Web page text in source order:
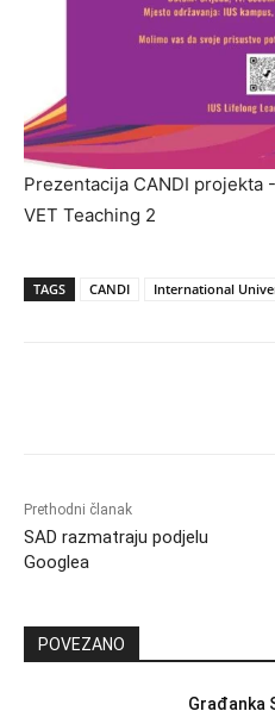
Prezentacija CANDI projekta
VET Teaching 2
TAGS CANDI International
Prethodni članak
SAD razmatraju podjelu
Googlea
POVEZANO
Građanka